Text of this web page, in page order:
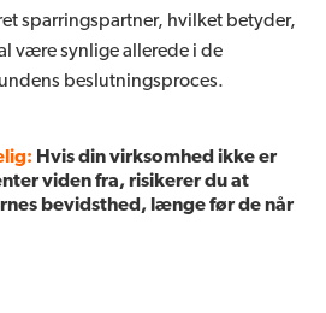
sparringspartner, hvilket betyder,
være synlige allerede i de
beslutningsproces.
Hvis din virksomhed ikke er
viden fra, risikerer du at
bevidsthed, længe før de når